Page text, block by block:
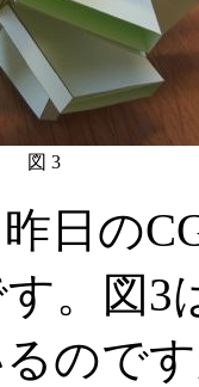
図 3
日の
。図3
ので